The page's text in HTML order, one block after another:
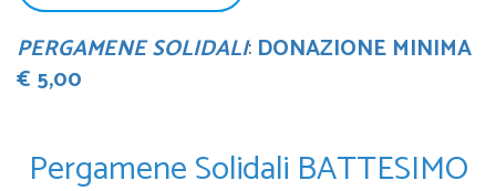
PERGAMENE SOLIDALI: DONAZIONE MINIMA
€ 5,00
Pergamene Solidali BATTESIMO